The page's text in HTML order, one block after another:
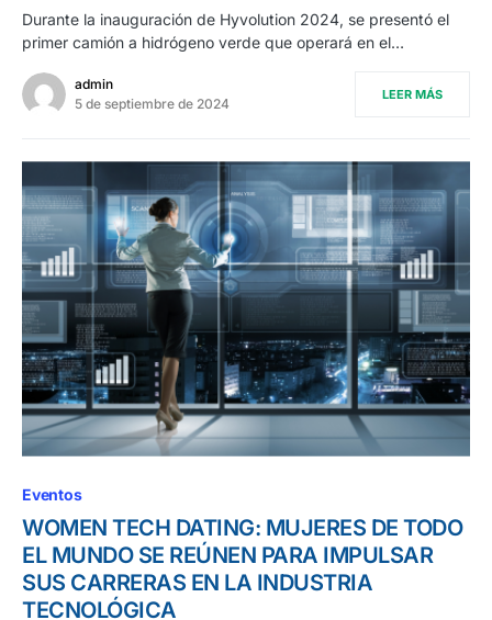
Durante la inauguración de Hyvolution 2024, se presentó el
primer camión a hidrógeno verde que operará en el…
admin
5 de septiembre de 2024
LEER MÁS
Eventos
WOMEN TECH DATING: MUJERES DE TODO
EL MUNDO SE REÚNEN PARA IMPULSAR
SUS CARRERAS EN LA INDUSTRIA
TECNOLÓGICA